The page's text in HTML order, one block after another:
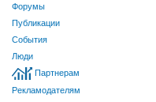
Форумы
Публикации
События
Люди
Партнерам
Рекламодателям